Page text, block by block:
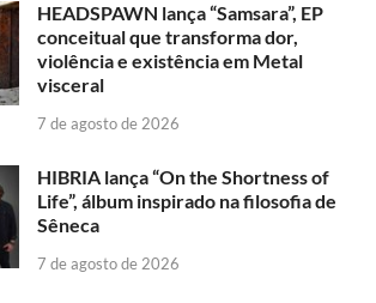
HEADSPAWN lança “Samsara”, EP
conceitual que transforma dor,
violência e existência em Metal
visceral
7 de agosto de 2026
HIBRIA lança “On the Shortness of
Life”, álbum inspirado na filosofia de
Sêneca
7 de agosto de 2026